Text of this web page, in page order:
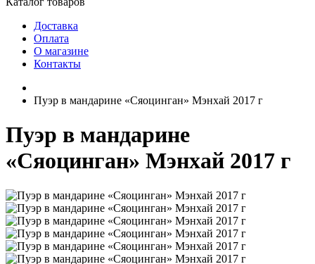
Доставка
Оплата
О магазине
Контакты
Пуэр в мандарине «Сяоцинган» Мэнхай 2017 г
Пуэр в мандарине
«Сяоцинган» Мэнхай 2017 г